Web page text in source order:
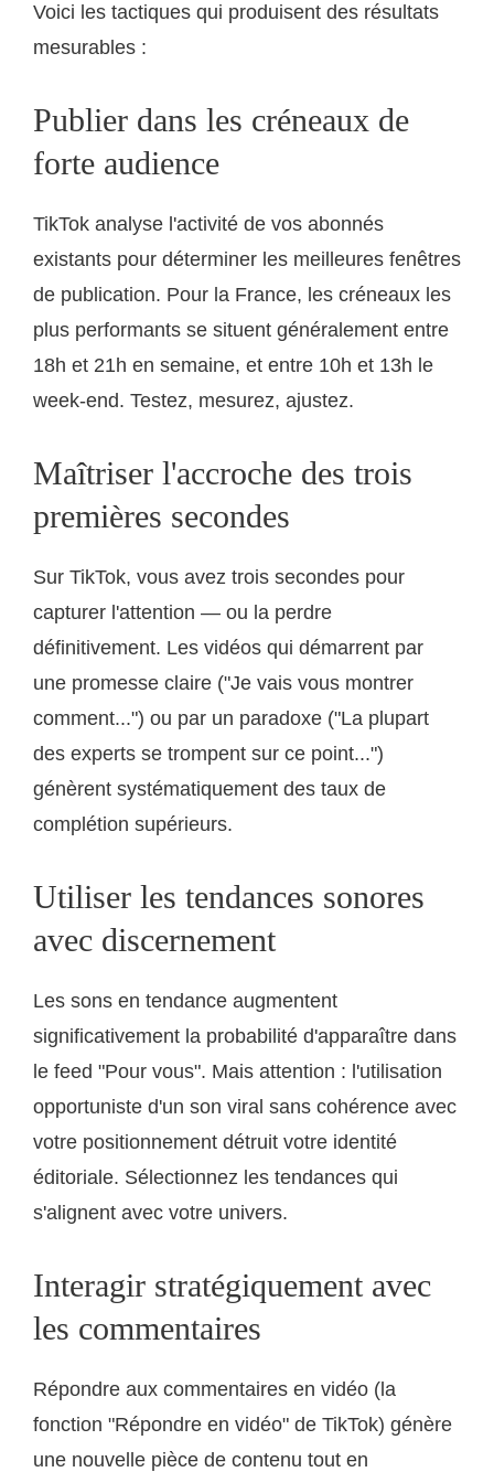
Voici les tactiques qui produisent des résultats
mesurables :
Publier dans les créneaux de
forte audience
TikTok analyse l'activité de vos abonnés
existants pour déterminer les meilleures fenêtres
de publication. Pour la France, les créneaux les
plus performants se situent généralement entre
18h et 21h en semaine, et entre 10h et 13h le
week-end. Testez, mesurez, ajustez.
Maîtriser l'accroche des trois
premières secondes
Sur TikTok, vous avez trois secondes pour
capturer l'attention — ou la perdre
définitivement. Les vidéos qui démarrent par
une promesse claire ("Je vais vous montrer
comment...") ou par un paradoxe ("La plupart
des experts se trompent sur ce point...")
génèrent systématiquement des taux de
complétion supérieurs.
Utiliser les tendances sonores
avec discernement
Les sons en tendance augmentent
significativement la probabilité d'apparaître dans
le feed "Pour vous". Mais attention : l'utilisation
opportuniste d'un son viral sans cohérence avec
votre positionnement détruit votre identité
éditoriale. Sélectionnez les tendances qui
s'alignent avec votre univers.
Interagir stratégiquement avec
les commentaires
Répondre aux commentaires en vidéo (la
fonction "Répondre en vidéo" de TikTok) génère
une nouvelle pièce de contenu tout en